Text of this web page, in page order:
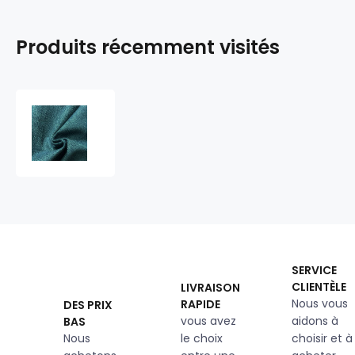
Produits récemment visités
DES PRIX
BAS
Nous
LIVRAISON
RAPIDE
vous avez
le choix
SERVICE
CLIENTÈLE
Nous vous
aidons à
choisir et à